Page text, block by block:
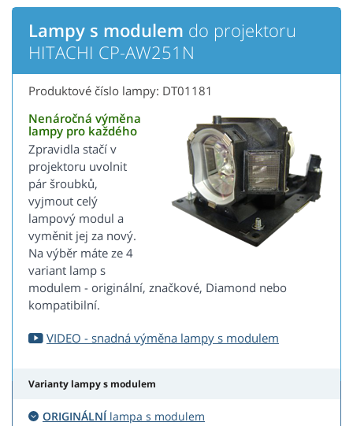
Lampy s modulem do projektoru
HITACHI CP-AW251N
Produktové číslo lampy: DT01181
Nenáročná výměna
lampy pro každého
Zpravidla stačí v
projektoru uvolnit
pár šroubků,
vyjmout celý
lampový modul a
vyměnit jej za nový.
Na výběr máte ze 4
variant lamp s
modulem - originální, značkové, Diamond nebo
kompatibilní.
VIDEO - snadná výměna lampy s modulem
Varianty lampy s modulem
ORIGINÁLNÍlampa s modulem